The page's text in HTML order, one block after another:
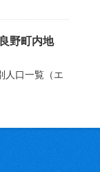
野町内地
人口一覧（エ